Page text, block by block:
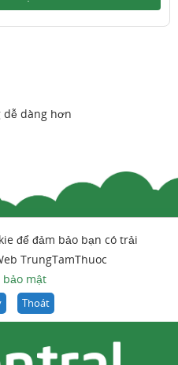
dễ dàng hơn
để đảm bảo bạn có trải
TrungTamThuoc
bảo mật
Thoát